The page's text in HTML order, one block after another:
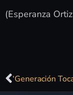
(Esperanza